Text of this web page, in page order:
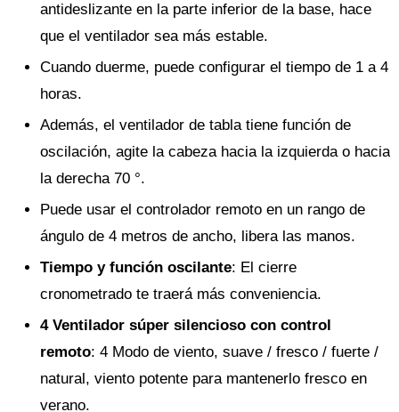
antideslizante en la parte inferior de la base, hace
que el ventilador sea más estable.
Cuando duerme, puede configurar el tiempo de 1 a 4
horas.
Además, el ventilador de tabla tiene función de
oscilación, agite la cabeza hacia la izquierda o hacia
la derecha 70 °.
Puede usar el controlador remoto en un rango de
ángulo de 4 metros de ancho, libera las manos.
Tiempo y función oscilante: El cierre
cronometrado te traerá más conveniencia.
4 Ventilador súper silencioso con control
remoto: 4 Modo de viento, suave / fresco / fuerte /
natural, viento potente para mantenerlo fresco en
verano.